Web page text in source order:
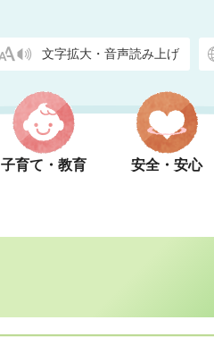
文字拡大・音声読み上げ
子育て・教育 安全・安心